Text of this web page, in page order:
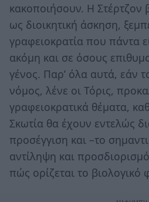
κακοποιήσουν. Η Στέρτζον
ως διοικητική άσκηση,
γραφειοκρατία που πάντα
ακόμη και σε όσους
γένος. Παρ’ όλα αυτά, εάν
νόμος, λένε οι Τόρις,
γραφειοκρατικά θέματα,
Σκωτία θα έχουν εντελώς
προσέγγιση και –το
αντίληψη και
πώς ορίζεται το βιολογικό